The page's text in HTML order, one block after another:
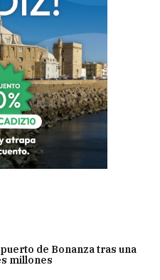
de Bonanza tras una
millones